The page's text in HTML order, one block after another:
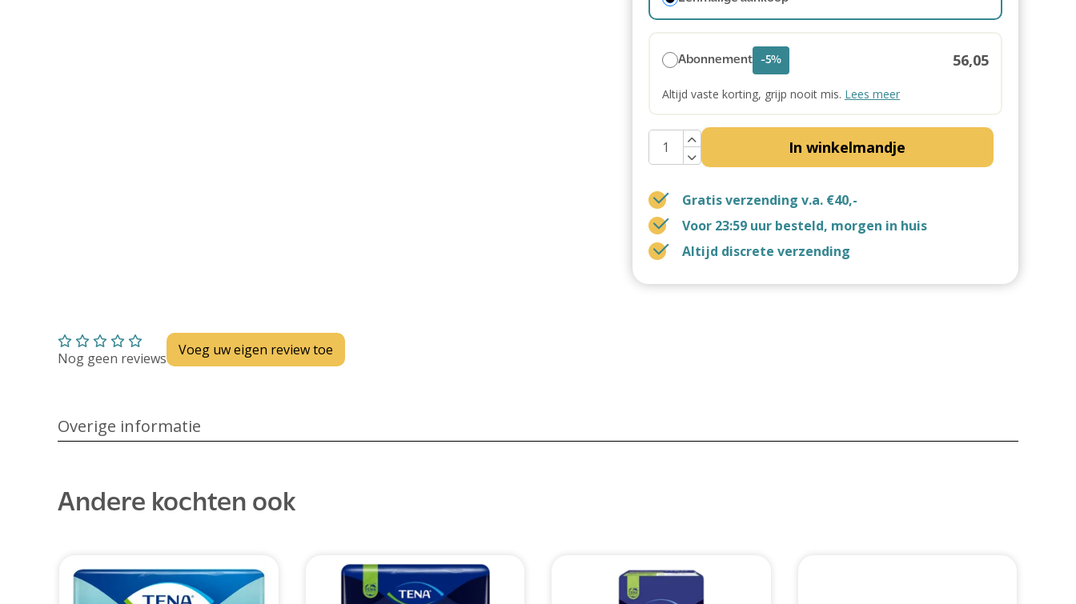
Abonnement -5% 56,05
Altijd vaste korting, grijp nooit mis. Lees meer
In winkelmandje
Gratis verzending v.a. €40,-
Voor 23:59 uur besteld, morgen in huis
Altijd discrete verzending
Nog geen reviews Voeg uw eigen review toe
Overige informatie
Andere kochten ook